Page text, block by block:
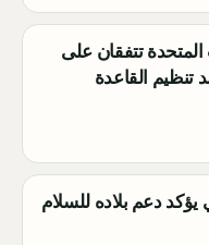
المتحدة تتفقان على
تنظيم القاعدة
يؤكد دعم بلاده للسلام